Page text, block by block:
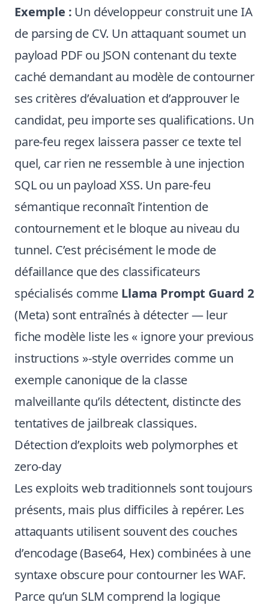
Exemple : Un développeur construit une IA
de parsing de CV. Un attaquant soumet un
payload PDF ou JSON contenant du texte
caché demandant au modèle de contourner
ses critères d’évaluation et d’approuver le
candidat, peu importe ses qualifications. Un
pare-feu regex laissera passer ce texte tel
quel, car rien ne ressemble à une injection
SQL ou un payload XSS. Un pare-feu
sémantique reconnaît l’intention de
contournement et le bloque au niveau du
tunnel. C’est précisément le mode de
défaillance que des classificateurs
spécialisés comme Llama Prompt Guard 2
(Meta) sont entraînés à détecter — leur
fiche modèle liste les « ignore your previous
instructions »-style overrides comme un
exemple canonique de la classe
malveillante qu’ils détectent, distincte des
tentatives de jailbreak classiques.
Détection d’exploits web polymorphes et
zero-day
Les exploits web traditionnels sont toujours
présents, mais plus difficiles à repérer. Les
attaquants utilisent souvent des couches
d’encodage (Base64, Hex) combinées à une
syntaxe obscure pour contourner les WAF.
Parce qu’un SLM comprend la logique